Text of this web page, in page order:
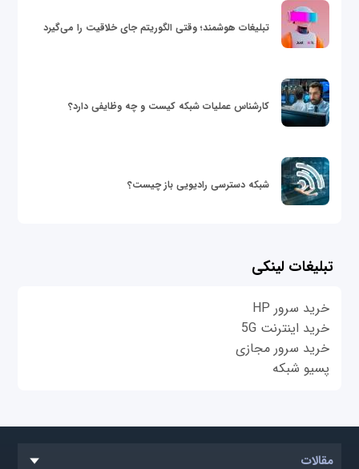
تبلیغات هوشمند؛ وقتی الگوریتم جای خلاقیت را می‌گیرد
کارشناس عملیات شبکه کیست و چه وظایفی دارد؟
شبکه دسترسی رادیویی باز چیست؟
تبلیغات لینکی
خرید سرور HP
خرید اینترنت 5G
خرید سرور مجازی
پسیو شبکه
مقالات